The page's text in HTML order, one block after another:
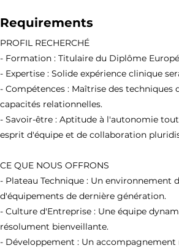
Requirements
PROFIL RECHERCHÉ
- Formation : Titulaire du Diplôme
- Expertise : Solide expérience clinique
- Compétences : Maîtrise des techniques
capacités relationnelles.
- Savoir-être : Aptitude à l'autonomie
esprit d'équipe et de collaboration
CE QUE NOUS OFFRONS
- Plateau Technique : Un environnement
d'équipements de dernière génération.
- Culture d'Entreprise : Une équipe
résolument bienveillante.
- Développement : Un accompagnement